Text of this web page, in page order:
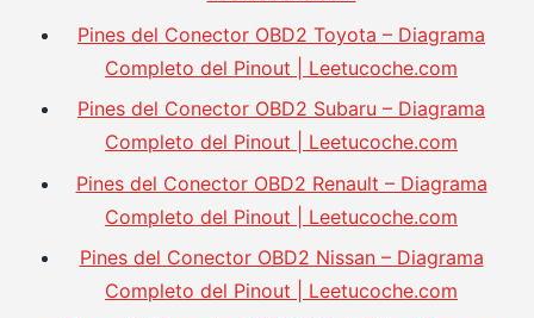
Pines del Conector OBD2 Toyota – Diagrama
Completo del Pinout | Leetucoche.com
Pines del Conector OBD2 Subaru – Diagrama
Completo del Pinout | Leetucoche.com
Pines del Conector OBD2 Renault – Diagrama
Completo del Pinout | Leetucoche.com
Pines del Conector OBD2 Nissan – Diagrama
Completo del Pinout | Leetucoche.com